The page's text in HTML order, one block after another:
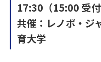
17:30（15:00 受付
共催：レノボ・ジ
育大学